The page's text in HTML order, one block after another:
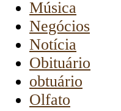
Música
Negócios
Notícia
Obituário
obtuário
Olfato